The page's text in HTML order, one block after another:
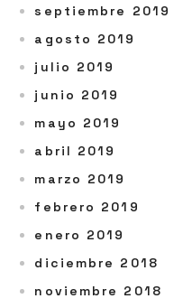
septiembre 2019
agosto 2019
julio 2019
junio 2019
mayo 2019
abril 2019
marzo 2019
febrero 2019
enero 2019
diciembre 2018
noviembre 2018